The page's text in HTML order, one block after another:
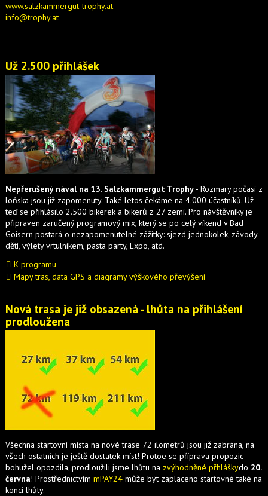
www.salzkammergut-trophy.at
info@trophy.at
Už 2.500 přihlášek
Nepřerušený nával na 13. Salzkammergut Trophy - Rozmary počasí z
loňska jsou již zapomenuty. Také letos čekáme na 4.000 účastníků. Už
teď se přihlásilo 2.500 bikerek a bikerů z 27 zemí. Pro návštěvníky je
připraven zaručený programový mix, který se po celý víkend v Bad
Goisern postará o nezapomenutelné zážitky: sjezd jednokolek, závody
dětí, výlety vrtulníkem, pasta party, Expo, atd.
K programu
Mapy tras, data GPS a diagramy výškového převýšení
Nová trasa je již obsazená - lhůta na přihlášení
prodloužena
Všechna startovní místa na nové trase 72 ilometrů jsou již zabrána, na
všech ostatních je ještě dostatek míst! Protoe se příprava propozic
bohužel opozdila, prodloužili jsme lhůtu na zvýhodněné přhláškydo 20.
června! Prostřednictvím mPAY24 může být zaplaceno startovné také na
konci lhůty.